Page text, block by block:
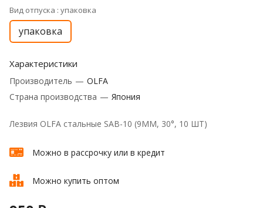
Вид отпуска : упаковка
упаковка
Характеристики
Производитель — OLFA
Страна производства — Япония
Лезвия OLFA стальные SAB-10 (9ММ, 30°, 10 ШТ)
Можно в рассрочку или в кредит
Можно купить оптом